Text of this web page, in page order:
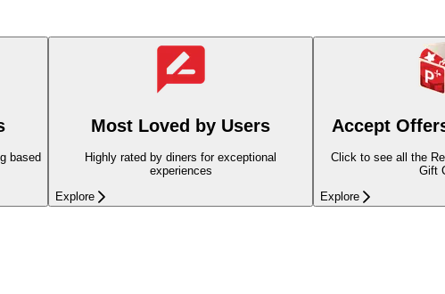
based
Most Loved by Users
Highly rated by diners for exceptional
experiences
Explore
Accept
Click to see all the
Gift
Explore